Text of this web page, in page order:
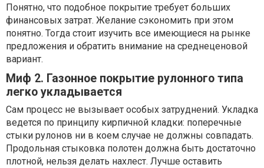
Понятно, что подобное покрытие требует больших
финансовых затрат. Желание сэкономить при этом
понятно. Тогда стоит изучить все имеющиеся на рынке
предложения и обратить внимание на среднеценовой
вариант.
Миф 2. Газонное покрытие рулонного типа
легко укладывается
Сам процесс не вызывает особых затруднений. Укладка
ведется по принципу кирпичной кладки: поперечные
стыки рулонов ни в коем случае не должны совпадать.
Продольная стыковка полотен должна быть достаточно
плотной, нельзя делать нахлест. Лучше оставить